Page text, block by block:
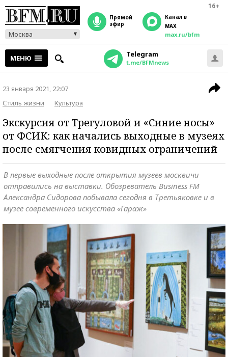
16+
Москва
прямой
эфир
Канал в
MAX
max.ru/bfm
МЕНЮ Telegram
t.me/BFMnews
23 января 2021, 22:07
Стиль жизни
Культура
Экскурсия от Трегуловой и «Синие носы»
от ФСИК: как начались выходные в музеях
после смягчения ковидных ограничений
В первые выходные после открытия музеев москвичи
отправились на выставки. Обозреватель Business FM
Александра Сидорова побывала сегодня в Третьяковке и в
музее современного искусства «Гараж»